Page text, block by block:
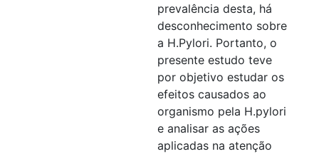
prevalência desta, há
desconhecimento sobre
a H.Pylori. Portanto, o
presente estudo teve
por objetivo estudar os
efeitos causados ao
organismo pela H.pylori
e analisar as ações
aplicadas na atenção